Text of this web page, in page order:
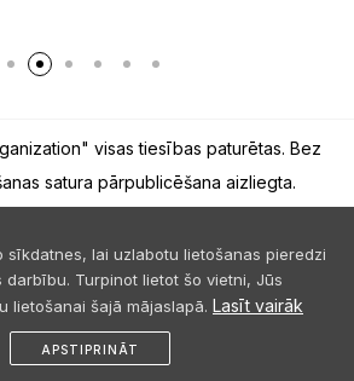
sīkdatnes, lai uzlabotu lietošanas pieredzi
darbību. Turpinot lietot šo vietni, Jūs
lietošanai šajā mājaslapā. Lasīt vairāk
APSTIPRINĀT
visas tiesības paturētas. Bez
satura pārpublicēšana aizliegta.